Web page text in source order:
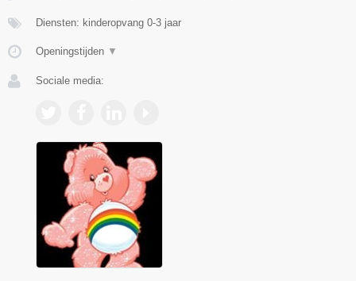
Diensten: kinderopvang 0-3 jaar
Openingstijden ▼
Sociale media: